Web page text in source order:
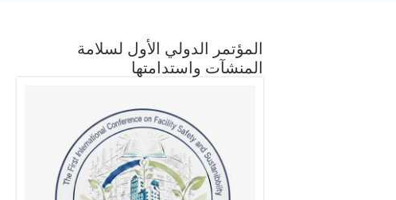
المؤتمر الدولي الأول لسلامة
المنشآت واستدامتها